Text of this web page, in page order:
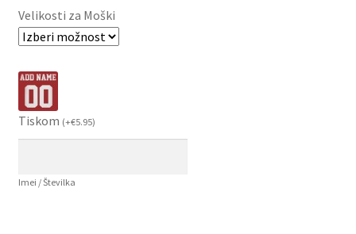
Velikosti za Moški
Tiskom (+€5.95)
Imei / Številka